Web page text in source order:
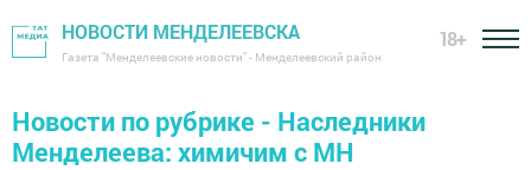
НОВОСТИ МЕНДЕЛЕЕВСКА
Газета "Менделеевские новости" - Менделеевский район
18+
Новости по рубрике - Наследники
Менделеева: химичим с МН